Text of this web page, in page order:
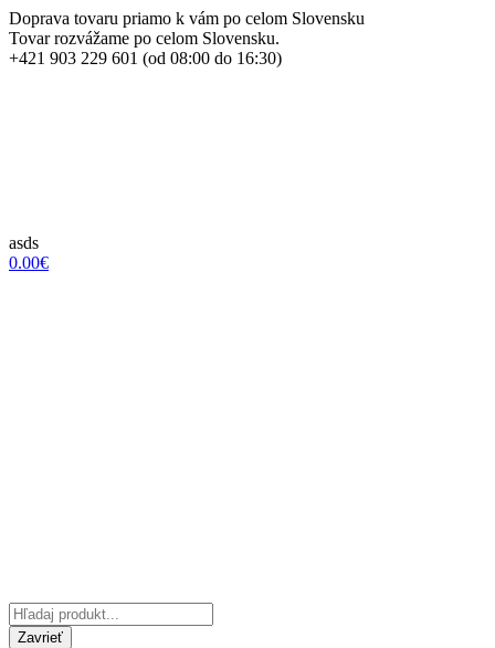
Doprava tovaru priamo k vám po celom Slovensku
Tovar rozvážame po celom Slovensku.
+421 903 229 601 (od 08:00 do 16:30)
asds
0.00€
Zavrieť